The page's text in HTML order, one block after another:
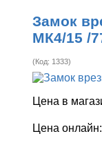
Замок
МК4/15 /
(Код: 1333)
Цена в
Цена